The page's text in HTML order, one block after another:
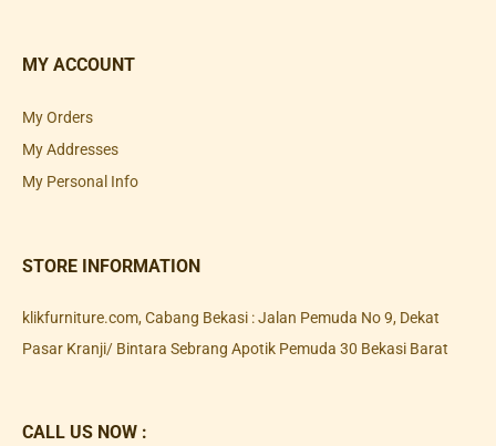
MY ACCOUNT
My Orders
My Addresses
My Personal Info
STORE INFORMATION
klikfurniture.com, Cabang Bekasi : Jalan Pemuda No 9, Dekat
Pasar Kranji/ Bintara Sebrang Apotik Pemuda 30 Bekasi Barat
CALL US NOW :